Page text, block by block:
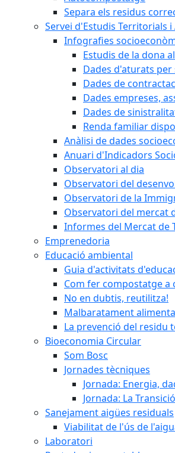
Separa els residus
Servei d'Estudis Territorials i
Infografies
Estudis de la dona
Dades d'aturats
Dades de
Dades empreses,
Dades de
Renda familiar
Anàlisi de dades
Anuari d'Indicadors
Observatori al dia
Observatori del
Observatori de la
Observatori del mercat
Informes del Mercat de
Emprenedoria
Educació ambiental
Guia d'activitats
Com fer compostatge a
No en dubtis, reutilitza!
Malbaratament
La prevenció del residu
Bioeconomia Circular
Som Bosc
Jornades tècniques
Jornada: Energia,
Jornada: La
Sanejament aigües residuals
Viabilitat de l'ús de
Laboratori